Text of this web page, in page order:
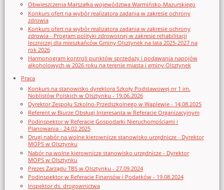
Obwieszczenia Marszałka województwa Warmińsko-Mazurskiego
Konkurs ofert na wybór realizatora zadania w zakresie ochrony
zdrowia
Konkurs ofert na wybór realizatora zadania w zakresie ochrony
zdrowia - Program polityki zdrowotnej w zakresie rehabilitacji
leczniczej dla mieszkańców Gminy Olsztynek na lata 2025-2027 na
rok 2026
Harmonogram kontroli punktów sprzedaży i podawania napojów
alkoholowych w 2026 roku na terenie miasta i gminy Olsztynek
Praca
Konkurs na stanowisko dyrektora Szkoły Podstawowej nr 1 im.
Noblistów Polskich w Olsztynku - 19.06.2026
Dyrektor Zespołu Szkolno-Przedszkolnego w Waplewie - 14.08.2025
Referent w Biurze Obsługi Interesanta w Referacie Organizacyjnym
Podinspektor w Referacie Gospodarki Nieruchomościami i
Planowania - 24.02.2025
Drugi nabór na wolne kierownicze stanowisko urzędnicze - Dyrektor
MOPS w Olsztynku
Nabór na wolne kierownicze stanowisko urzędnicze - Dyrektor
MOPS w Olsztynku
Prezes Zarządu TBS w Olsztynku - 27.09.2024
Podinspektor w Referacie Finansów i Podatków - 19.08.2024
Inspektor ds. drogownictwa